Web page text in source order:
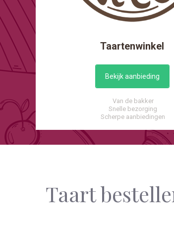
Taartenwinkel
Bekijk aanbieding
Van de bakker
Snelle bezorging
Scherpe aanbiedingen
Taart